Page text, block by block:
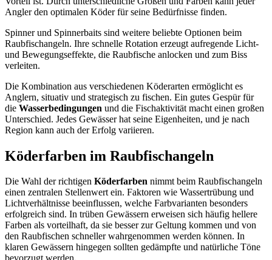
Angler den optimalen Köder für seine Bedürfnisse finden.
Spinner und Spinnerbaits sind weitere beliebte Optionen beim
Raubfischangeln. Ihre schnelle Rotation erzeugt aufregende Licht-
und Bewegungseffekte, die Raubfische anlocken und zum Biss
verleiten.
Die Kombination aus verschiedenen Köderarten ermöglicht es
Anglern, situativ und strategisch zu fischen. Ein gutes Gespür für
die Wasserbedingungen und die Fischaktivität macht einen großen
Unterschied. Jedes Gewässer hat seine Eigenheiten, und je nach
Region kann auch der Erfolg variieren.
Köderfarben im Raubfischangeln
Die Wahl der richtigen Köderfarben nimmt beim Raubfischangeln
einen zentralen Stellenwert ein. Faktoren wie Wassertrübung und
Lichtverhältnisse beeinflussen, welche Farbvarianten besonders
erfolgreich sind. In trüben Gewässern erweisen sich häufig hellere
Farben als vorteilhaft, da sie besser zur Geltung kommen und von
den Raubfischen schneller wahrgenommen werden können. In
klaren Gewässern hingegen sollten gedämpfte und natürliche Töne